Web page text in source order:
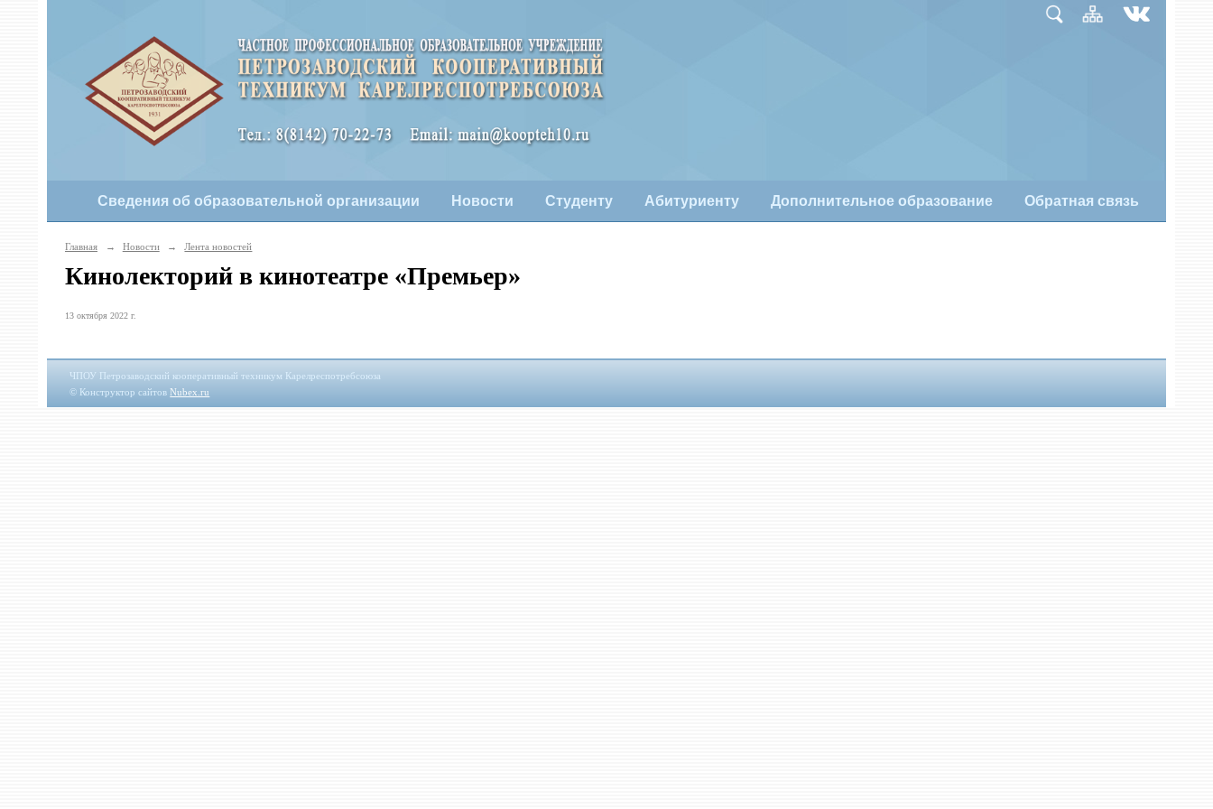
Сведения об образовательной организации Новости Студенту Абитуриенту Дополнительное образование Обратная связь
Главная → Новости → Лента новостей
Кинолекторий в кинотеатре «Премьер»
13 октября 2022 г.
ЧПОУ Петрозаводский кооперативный техникум Карелреспотребсоюза
© Конструктор сайтовNubex.ru